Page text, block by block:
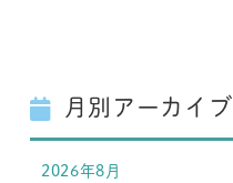
月別アーカイブ
2026年8月